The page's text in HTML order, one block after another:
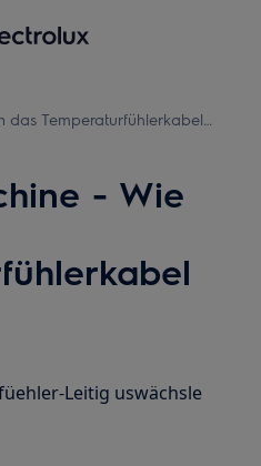
das Temperaturfühlerkabel
- Wie
Leitig uswächsle